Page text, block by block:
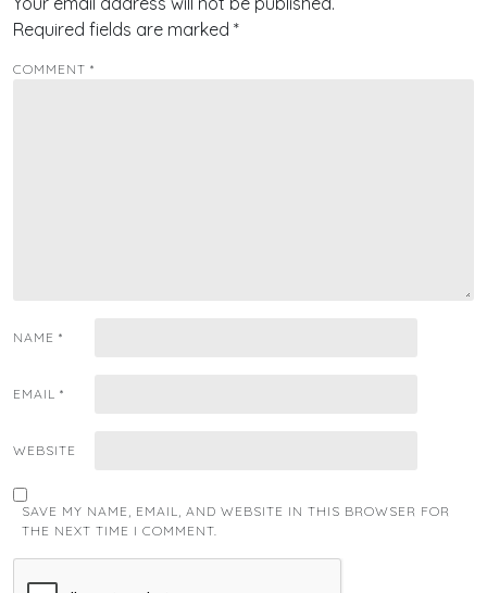
Required fields are marked *
COMMENT *
NAME *
EMAIL *
WEBSITE
SAVE MY NAME, EMAIL, AND WEBSITE IN THIS BROWSER FOR
THE NEXT TIME I COMMENT.